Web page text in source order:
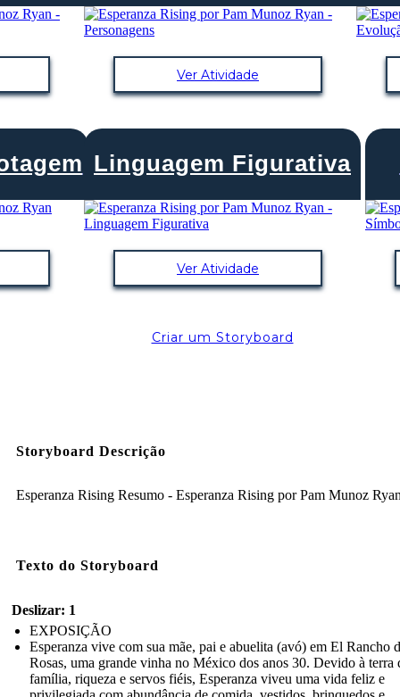
Ver Atividade
Linguagem Figurativa
Ver Atividade
Criar um Storyboard
Storyboard Descrição
Esperanza Rising Resumo - Esperanza Rising por Pam Munoz
Texto do Storyboard
Deslizar: 1
EXPOSIÇÃO
Esperanza vive com sua mãe, pai e abuelita (avó) em El Rancho
Rosas, uma grande vinha no México dos anos 30. Devido à terra
família, riqueza e servos fiéis, Esperanza viveu uma vida feliz e